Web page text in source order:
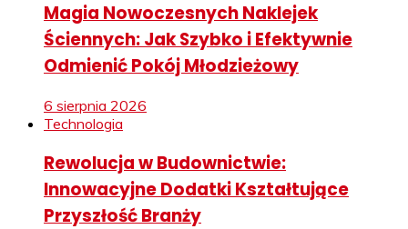
Magia Nowoczesnych Naklejek
Ściennych: Jak Szybko i Efektywnie
Odmienić Pokój Młodzieżowy
6 sierpnia 2026
Technologia
Rewolucja w Budownictwie:
Innowacyjne Dodatki Kształtujące
Przyszłość Branży